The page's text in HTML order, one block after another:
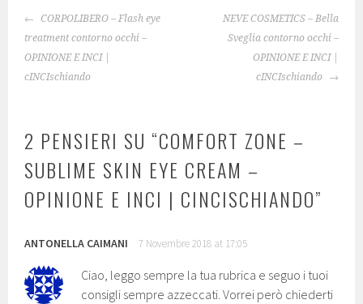
NAVIGAZIONE
ARTICOLO
CORPOLIBERO – Flash eye
treatment contorno occhi –
OPINIONE E INCI |
cINCIschiando
NEVE COSMETICS – Bella
Sveglia contorno occhi –
OPINIONE E INCI |
cINCIschiando
2 PENSIERI SU “COMFORT ZONE –
SUBLIME SKIN EYE CREAM –
OPINIONE E INCI | CINCISCHIANDO”
ANTONELLA CAIMANI 7 Novembre 2018 at 17:05
Ciao, leggo sempre la tua rubrica e seguo i tuoi
consigli sempre azzeccati. Vorrei però chiederti